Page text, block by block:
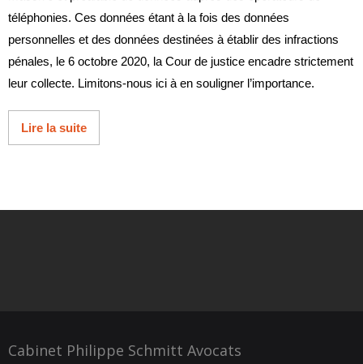
téléphonies. Ces données étant à la fois des données
personnelles et des données destinées à établir des infractions
pénales, le 6 octobre 2020, la Cour de justice encadre strictement
leur collecte. Limitons-nous ici à en souligner l’importance.
Lire la suite
Cabinet Philippe Schmitt Avocats